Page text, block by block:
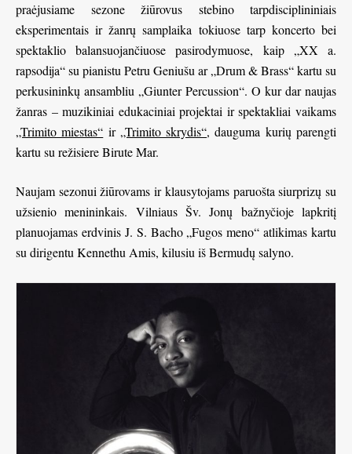
praėjusiame sezone žiūrovus stebino tarpdisciplininiais
eksperimentais ir žanrų samplaika tokiuose tarp koncerto bei
spektaklio balansuojančiuose pasirodymuose, kaip „XX a.
rapsodija“ su pianistu Petru Geniušu ar „Drum & Brass“ kartu su
perkusininkų ansambliu „Giunter Percussion“. O kur dar naujas
žanras – muzikiniai edukaciniai projektai ir spektakliai vaikams
„Trimito miestas“ ir „Trimito skrydis“, dauguma kurių parengti
kartu su režisiere Birute Mar.
Naujam sezonui žiūrovams ir klausytojams paruošta siurprizų su
užsienio menininkais. Vilniaus Šv. Jonų bažnyčioje lapkritį
planuojamas erdvinis J. S. Bacho „Fugos meno“ atlikimas kartu
su dirigentu Kennethu Amis, kilusiu iš Bermudų salyno.